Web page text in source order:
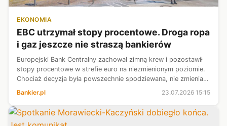
EKONOMIA
EBC utrzymał stopy procentowe. Droga ropa
i gaz jeszcze nie straszą bankierów
Europejski Bank Centralny zachował zimną krew i pozostawił
stopy procentowe w strefie euro na niezmienionym poziomie.
Chociaż decyzja była powszechnie spodziewana, nie zmienia
faktu, że bank stoi przed trudnym dylematem czy wspierać
słabą europejską ...
Bankier.pl 23.07.2026 15:15